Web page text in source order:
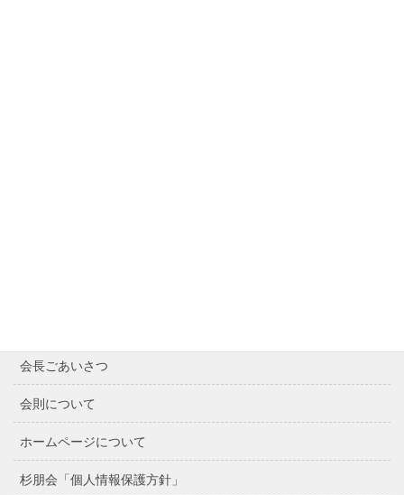
会長ごあいさつ
会則について
ホームページについて
杉朋会「個人情報保護方針」